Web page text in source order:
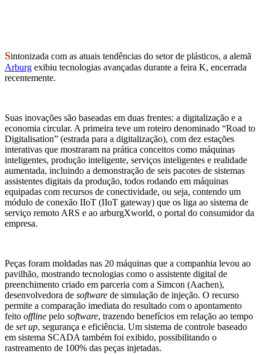
Sintonizada com as atuais tendências do setor de plásticos, a alemã
Arburg exibiu tecnologias avançadas durante a feira K, encerrada
recentemente.
Suas inovações são baseadas em duas frentes: a digitalização e a
economia circular. A primeira teve um roteiro denominado “Road to
Digitalisation” (estrada para a digitalização), com dez estações
interativas que mostraram na prática conceitos como máquinas
inteligentes, produção inteligente, serviços inteligentes e realidade
aumentada, incluindo a demonstração de seis pacotes de sistemas
assistentes digitais da produção, todos rodando em máquinas
equipadas com recursos de conectividade, ou seja, contendo um
módulo de conexão IIoT (IIoT gateway) que os liga ao sistema de
serviço remoto ARS e ao arburgXworld, o portal do consumidor da
empresa.
Peças foram moldadas nas 20 máquinas que a companhia levou ao
pavilhão, mostrando tecnologias como o assistente digital de
preenchimento criado em parceria com a Simcon (Aachen),
desenvolvedora de software de simulação de injeção. O recurso
permite a comparação imediata do resultado com o apontamento
feito offline pelo software, trazendo benefícios em relação ao tempo
de set up, segurança e eficiência. Um sistema de controle baseado
em sistema SCADA também foi exibido, possibilitando o
rastreamento de 100% das peças injetadas.